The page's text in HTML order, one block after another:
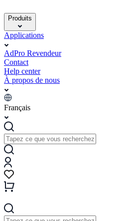
Produits
Applications
AdPro Revendeur
Contact
Help center
À propos de nous
Français